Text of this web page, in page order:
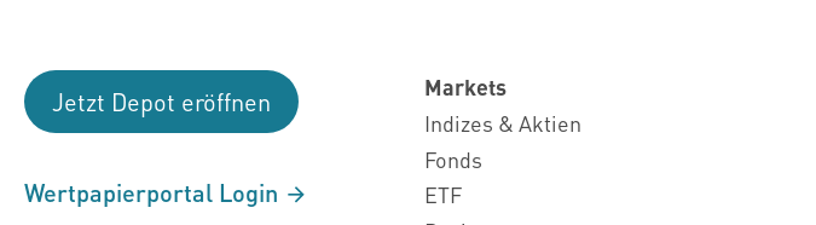
Jetzt Depot eröffnen
Wertpapierportal Login
Markets
Indizes & Aktien
Fonds
ETF